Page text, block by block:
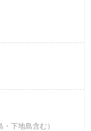
下地島含む）